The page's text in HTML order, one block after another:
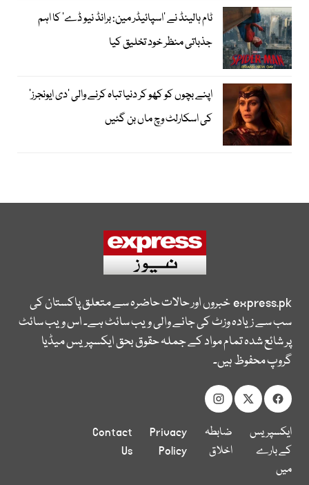
ٹام ہالینڈ نے ’اسپائیڈر مین: برانڈ نیو ڈے‘ کا اہم
جذباتی منظر خود تخلیق کیا
اپنے بچوں کو کھو کر دنیا تباہ کرنے والی ’دی ایونجرز‘
کی اسکارلٹ وچ ماں بن گئیں
express.pkخبروں اور حالات حاضرہ سے متعلق پاکستان کی
سب سے زیادہ وزٹ کی جانے والی ویب سائٹ ہے۔ اس ویب سائٹ
پر شائع شدہ تمام مواد کے جملہ حقوق بحق ایکسپریس میڈیا
گروپ محفوظ ہیں۔
ایکسپریس
کے بارے
میں
ضابطہ
اخلاق
Privacy
Policy
Contact
Us